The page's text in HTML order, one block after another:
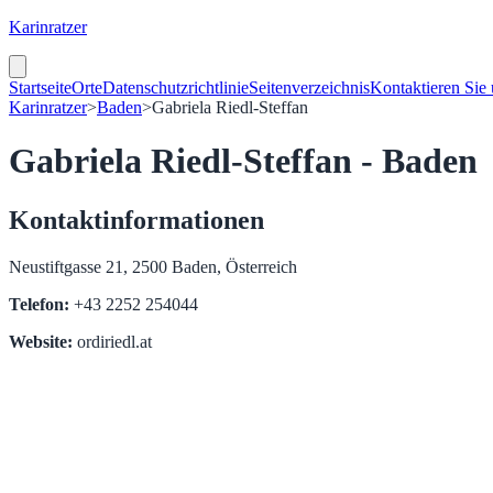
Karinratzer
StartseiteOrteDatenschutzrichtlinieSeitenverzeichnisKontaktieren Sie
Karinratzer>Baden>Gabriela Riedl-Steffan
Gabriela Riedl-Steffan - Baden
Kontaktinformationen
Neustiftgasse 21, 2500 Baden, Österreich
Telefon: +43 2252 254044
Website: ordiriedl.at